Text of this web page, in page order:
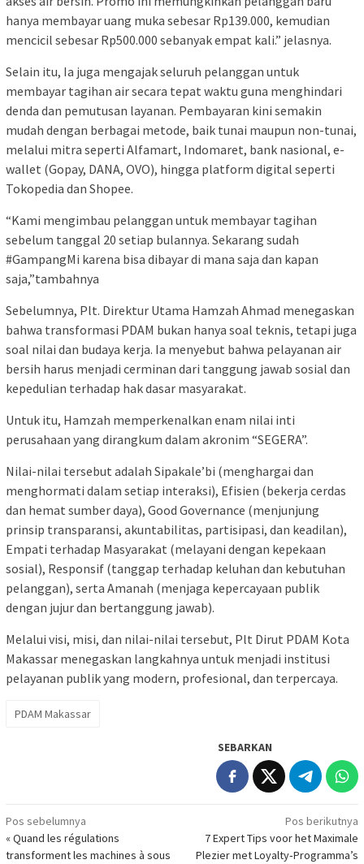
hanya membayar uang muka sebesar Rp139.000, kemudian
mencicil sebesar Rp500.000 sebanyak empat kali.” jelasnya.
Selain itu, Ia juga mengajak seluruh pelanggan untuk
membayar tagihan air secara tepat waktu guna menghindari
denda dan pemutusan layanan. Pembayaran kini semakin
mudah dengan berbagai metode, baik tunai maupun non-tunai,
melalui mitra seperti Alfamart, Indomaret, bank nasional, e-
wallet (Gopay, DANA, OVO), hingga platform digital seperti
Tokopedia dan Shopee.
“Kami mengimbau pelanggan untuk membayar tagihan
sebelum tanggal 20 setiap bulannya. Sekarang sudah
#GampangMi karena bisa dibayar di mana saja dan kapan
saja,”tambahnya
Sebelumnya, Plt. Direktur Utama Hamzah Ahmad menegaskan
bahwa transformasi PDAM bukan hanya soal teknis, tetapi juga
soal nilai dan budaya kerja. Ia menyebut bahwa pelayanan air
bersih harus menjadi cerminan dari tanggung jawab sosial dan
kepedulian terhadap hak dasar masyarakat.
Untuk itu, Hamzah memperkenalkan enam nilai inti
perusahaan yang dirangkum dalam akronim “SEGERA”.
Nilai-nilai tersebut adalah Sipakale’bi (menghargai dan
menghormati dalam setiap interaksi), Efisien (bekerja cerdas
dan hemat sumber daya), Good Governance (menjunjung
prinsip transparansi, akuntabilitas, partisipasi, dan keadilan),
Empati terhadap Masyarakat (melayani dengan kepekaan
sosial), Responsif (tanggap terhadap keluhan dan kebutuhan
pelanggan), serta Amanah (menjaga kepercayaan publik
dengan jujur dan bertanggung jawab).
Melalui visi, misi, dan nilai-nilai tersebut, Plt Dirut PDAM Kota
Makassar menegaskan langkahnya untuk menjadi institusi
pelayanan publik yang modern, profesional, dan terpercaya.
PDAM Makassar
SEBARKAN
Navigasi
pos
Pos sebelumnya
« Quand les régulations
transforment les machines à sous
Pos berikutnya
7 Expert Tips voor het Maximale
Plezier met Loyalty‑Programma’s